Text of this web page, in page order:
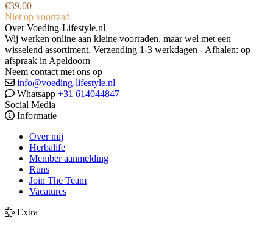
€39,00
Niet op voorraad
Over Voeding-Lifestyle.nl
Wij werken online aan kleine voorraden, maar wel met een
wisselend assortiment. Verzending 1-3 werkdagen - Afhalen: op
afspraak in Apeldoorn
Neem contact met ons op
info@voeding-lifestyle.nl
Whatsapp +31 614044847
Social Media
Informatie
Over mij
Herbalife
Member aanmelding
Runs
Join The Team
Vacatures
Extra